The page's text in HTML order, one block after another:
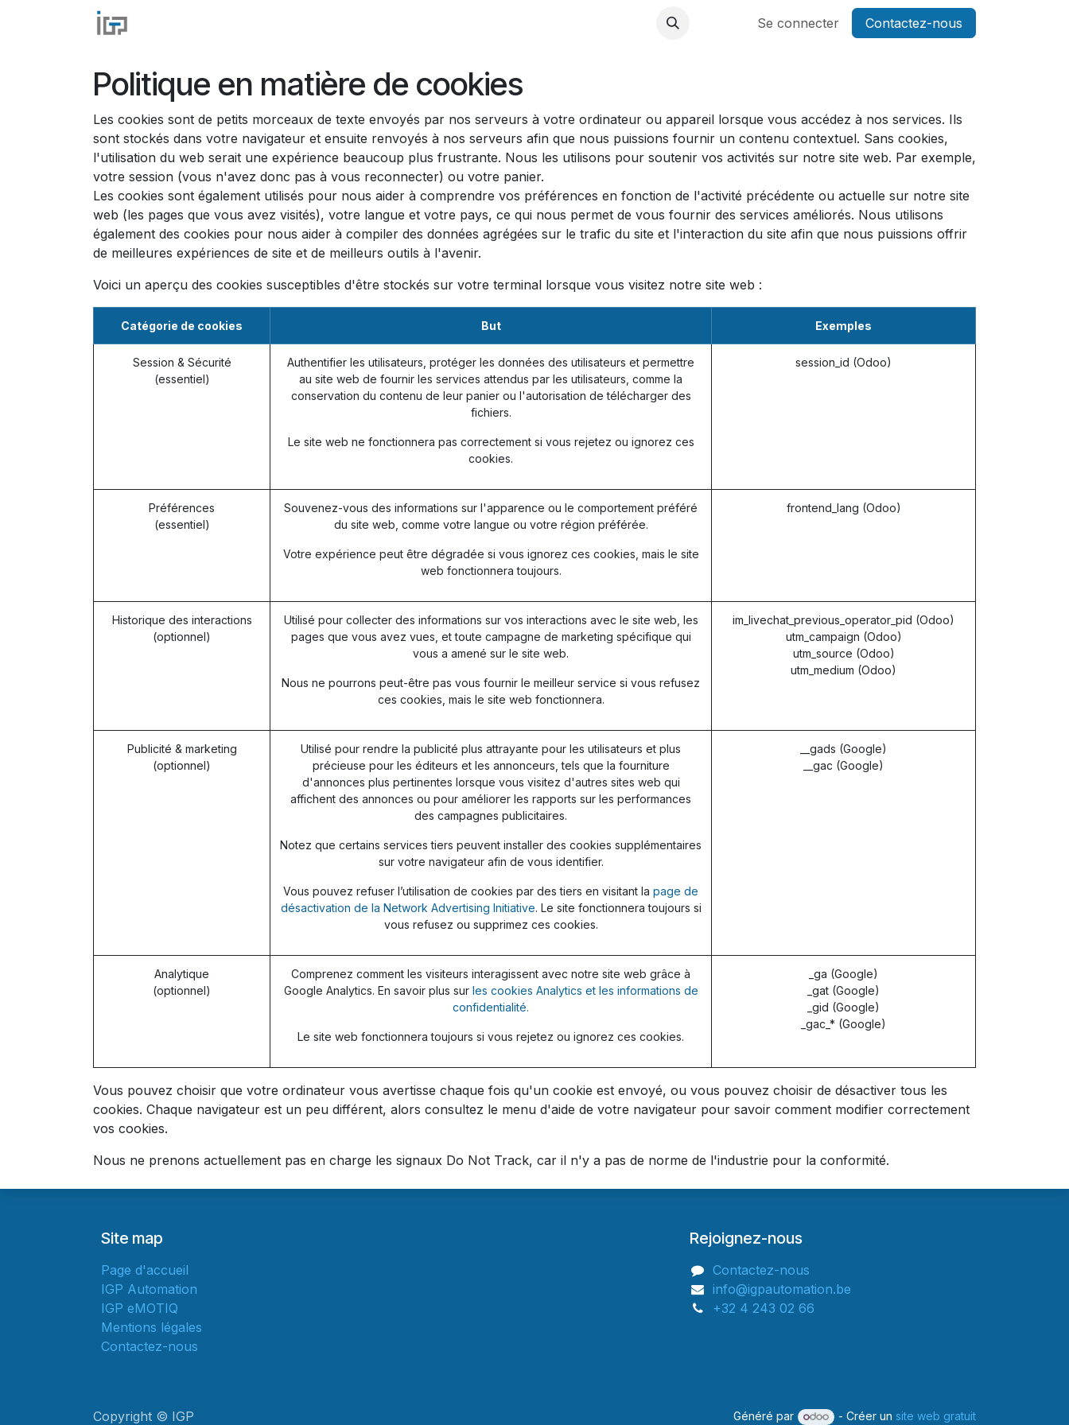
Se rendre au contenu
Se connecter Contactez-nous
Politique en matière de cookies
Les cookies sont de petits morceaux de texte envoyés par nos serveurs à votre ordinateur ou appareil lorsque vous accédez à nos services. Ils
sont stockés dans votre navigateur et ensuite renvoyés à nos serveurs afin que nous puissions fournir un contenu contextuel. Sans cookies,
l'utilisation du web serait une expérience beaucoup plus frustrante. Nous les utilisons pour soutenir vos activités sur notre site web. Par exemple,
votre session (vous n'avez donc pas à vous reconnecter) ou votre panier.
Les cookies sont également utilisés pour nous aider à comprendre vos préférences en fonction de l'activité précédente ou actuelle sur notre site
web (les pages que vous avez visités), votre langue et votre pays, ce qui nous permet de vous fournir des services améliorés. Nous utilisons
également des cookies pour nous aider à compiler des données agrégées sur le trafic du site et l'interaction du site afin que nous puissions offrir
de meilleures expériences de site et de meilleurs outils à l'avenir.
Voici un aperçu des cookies susceptibles d'être stockés sur votre terminal lorsque vous visitez notre site web :
Catégorie de cookies But Exemples
Session & Sécurité
(essentiel)
Authentifier les utilisateurs, protéger les données des utilisateurs et permettre
au site web de fournir les services attendus par les utilisateurs, comme la
conservation du contenu de leur panier ou l'autorisation de télécharger des
fichiers.
Le site web ne fonctionnera pas correctement si vous rejetez ou ignorez ces
cookies.
session_id (Odoo)
Préférences
(essentiel)
Souvenez-vous des informations sur l'apparence ou le comportement préféré
du site web, comme votre langue ou votre région préférée.
Votre expérience peut être dégradée si vous ignorez ces cookies, mais le site
web fonctionnera toujours.
frontend_lang (Odoo)
Historique des interactions
(optionnel)
Utilisé pour collecter des informations sur vos interactions avec le site web, les
pages que vous avez vues, et toute campagne de marketing spécifique qui
vous a amené sur le site web.
Nous ne pourrons peut-être pas vous fournir le meilleur service si vous refusez
ces cookies, mais le site web fonctionnera.
im_livechat_previous_operator_pid (Odoo)
utm_campaign (Odoo)
utm_source (Odoo)
utm_medium (Odoo)
Publicité & marketing
(optionnel)
Utilisé pour rendre la publicité plus attrayante pour les utilisateurs et plus
précieuse pour les éditeurs et les annonceurs, tels que la fourniture
d'annonces plus pertinentes lorsque vous visitez d'autres sites web qui
affichent des annonces ou pour améliorer les rapports sur les performances
des campagnes publicitaires.
Notez que certains services tiers peuvent installer des cookies supplémentaires
sur votre navigateur afin de vous identifier.
Vous pouvez refuser l’utilisation de cookies par des tiers en visitant la page de
désactivation de la Network Advertising Initiative. Le site fonctionnera toujours si
vous refusez ou supprimez ces cookies.
__gads (Google)
__gac (Google)
Analytique
(optionnel)
Comprenez comment les visiteurs interagissent avec notre site web grâce à
Google Analytics. En savoir plus sur les cookies Analytics et les informations de
confidentialité.
Le site web fonctionnera toujours si vous rejetez ou ignorez ces cookies.
_ga (Google)
_gat (Google)
_gid (Google)
_gac_* (Google)
Vous pouvez choisir que votre ordinateur vous avertisse chaque fois qu'un cookie est envoyé, ou vous pouvez choisir de désactiver tous les
cookies. Chaque navigateur est un peu différent, alors consultez le menu d'aide de votre navigateur pour savoir comment modifier correctement
vos cookies.
Nous ne prenons actuellement pas en charge les signaux Do Not Track, car il n'y a pas de norme de l'industrie pour la conformité.
Site map
Page d'accueil
IGP Automation
IGP eMOTIQ
Mentions légales
Contactez-nous
Rejoignez-nous
Contactez-nous
info@igpautomation.be
+32 4 243 02 66
Copyright © IGP Généré par - Créer un site web gratuit